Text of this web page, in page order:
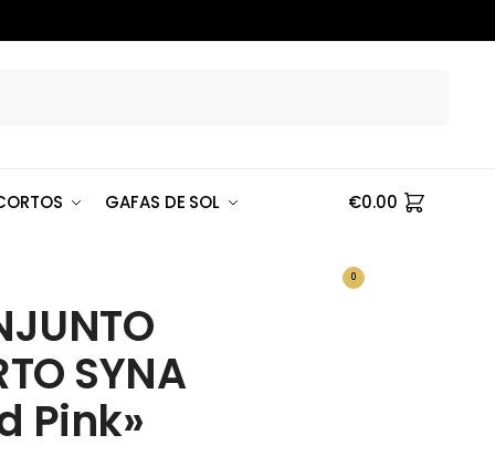
GAFAS DE SOL €0.00
0
SYNA
Pink»